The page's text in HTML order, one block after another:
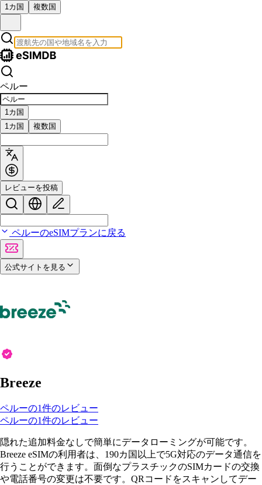
1カ国 複数国
ペルー
1カ国
1カ国
複数国
レビューを投稿
ペルーのeSIMプランに戻る
公式サイトを見る
Breeze
ペルーの1件のレビュー
ペルーの1件のレビュー
隠れた追加料金なしで簡単にデータローミングが可能です。
Breeze eSIMの利用者は、190カ国以上で5G対応のデータ通信を
行うことができます。面倒なプラスチックのSIMカードの交換
や電話番号の変更は不要です。QRコードをスキャンしてデー